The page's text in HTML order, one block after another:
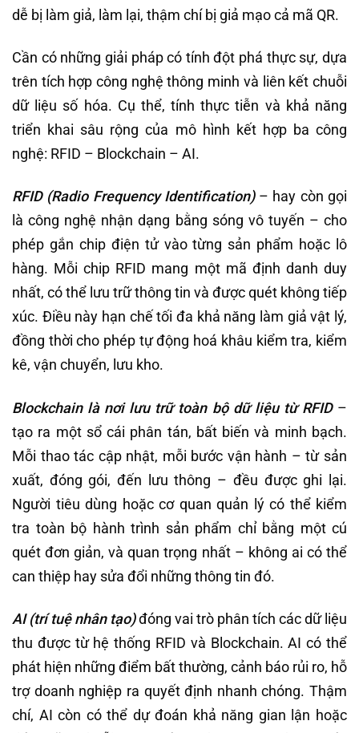
dễ bị làm giả, làm lại, thậm chí bị giả mạo cả mã QR.
Cần có những giải pháp có tính đột phá thực sự, dựa
trên tích hợp công nghệ thông minh và liên kết chuỗi
dữ liệu số hóa. Cụ thể, tính thực tiễn và khả năng
triển khai sâu rộng của mô hình kết hợp ba công
nghệ: RFID – Blockchain – AI.
RFID (Radio Frequency Identification)– hay còn gọi
là công nghệ nhận dạng bằng sóng vô tuyến – cho
phép gắn chip điện tử vào từng sản phẩm hoặc lô
hàng. Mỗi chip RFID mang một mã định danh duy
nhất, có thể lưu trữ thông tin và được quét không tiếp
xúc. Điều này hạn chế tối đa khả năng làm giả vật lý,
đồng thời cho phép tự động hoá khâu kiểm tra, kiểm
kê, vận chuyển, lưu kho.
Blockchain là nơi lưu trữ toàn bộ dữ liệu từ RFID–
tạo ra một sổ cái phân tán, bất biến và minh bạch.
Mỗi thao tác cập nhật, mỗi bước vận hành – từ sản
xuất, đóng gói, đến lưu thông – đều được ghi lại.
Người tiêu dùng hoặc cơ quan quản lý có thể kiểm
tra toàn bộ hành trình sản phẩm chỉ bằng một cú
quét đơn giản, và quan trọng nhất – không ai có thể
can thiệp hay sửa đổi những thông tin đó.
AI (trí tuệ nhân tạo)đóng vai trò phân tích các dữ liệu
thu được từ hệ thống RFID và Blockchain. AI có thể
phát hiện những điểm bất thường, cảnh báo rủi ro, hỗ
trợ doanh nghiệp ra quyết định nhanh chóng. Thậm
chí, AI còn có thể dự đoán khả năng gian lận hoặc